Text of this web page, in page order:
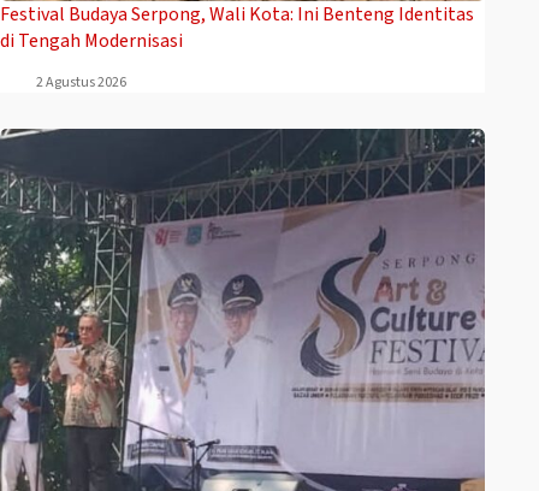
Festival Budaya Serpong, Wali Kota: Ini Benteng Identitas
di Tengah Modernisasi
2 Agustus 2026